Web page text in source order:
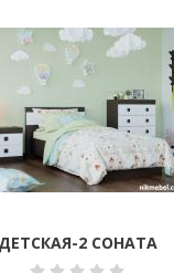
ДЕТСКАЯ-2 СОНАТА